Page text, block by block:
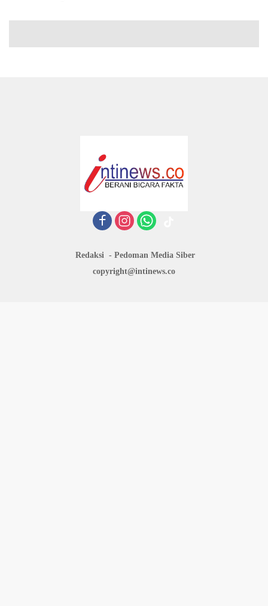
Redaksi
Pedoman Media Siber
copyright@intinews.co